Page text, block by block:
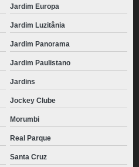
Jardim Europa
Jardim Luzitânia
Jardim Panorama
Jardim Paulistano
Jardins
Jockey Clube
Morumbi
Real Parque
Santa Cruz